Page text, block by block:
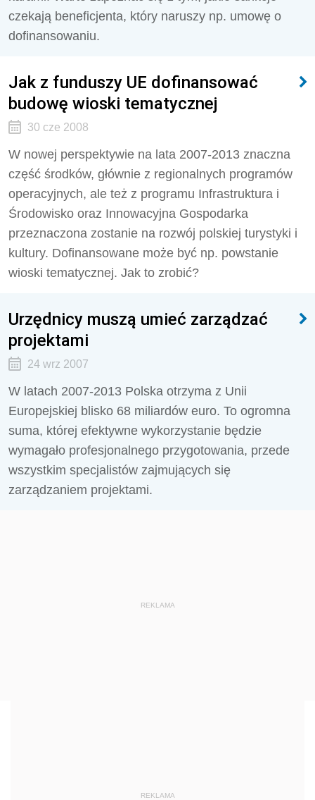
czekają beneficjenta, który naruszy np. umowę o
dofinansowaniu.
Jak z funduszy UE dofinansować
budowę wioski tematycznej
30 cze 2008
W nowej perspektywie na lata 2007-2013 znaczna
część środków, głównie z regionalnych programów
operacyjnych, ale też z programu Infrastruktura i
Środowisko oraz Innowacyjna Gospodarka
przeznaczona zostanie na rozwój polskiej turystyki i
kultury. Dofinansowane może być np. powstanie
wioski tematycznej. Jak to zrobić?
Urzędnicy muszą umieć zarządzać
projektami
24 wrz 2007
W latach 2007-2013 Polska otrzyma z Unii
Europejskiej blisko 68 miliardów euro. To ogromna
suma, której efektywne wykorzystanie będzie
wymagało profesjonalnego przygotowania, przede
wszystkim specjalistów zajmujących się
zarządzaniem projektami.
REKLAMA
REKLAMA